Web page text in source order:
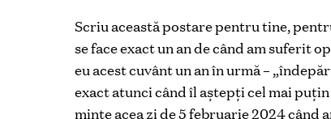
Scriu această postare pentru tine,
se face exact un an de când am suferit
eu acest cuvânt un an în urmă –
exact atunci când îl aștepți cel mai
minte acea zi de 5 februarie 2024 când